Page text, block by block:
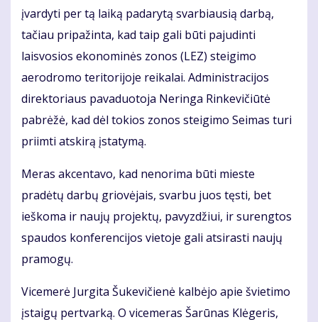
įvardyti per tą laiką padarytą svarbiausią darbą,
tačiau pripažinta, kad taip gali būti pajudinti
laisvosios ekonominės zonos (LEZ) steigimo
aerodromo teritorijoje reikalai. Administracijos
direktoriaus pavaduotoja Neringa Rinkevičiūtė
pabrėžė, kad dėl tokios zonos steigimo Seimas turi
priimti atskirą įstatymą.
Meras akcentavo, kad nenorima būti mieste
pradėtų darbų griovėjais, svarbu juos tęsti, bet
ieškoma ir naujų projektų, pavyzdžiui, ir surengtos
spaudos konferencijos vietoje gali atsirasti naujų
pramogų.
Vicemerė Jurgita Šukevičienė kalbėjo apie švietimo
įstaigų pertvarką. O vicemeras Šarūnas Klėgeris,